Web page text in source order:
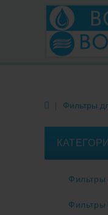
Фильтры
Фильтры
Фильтры